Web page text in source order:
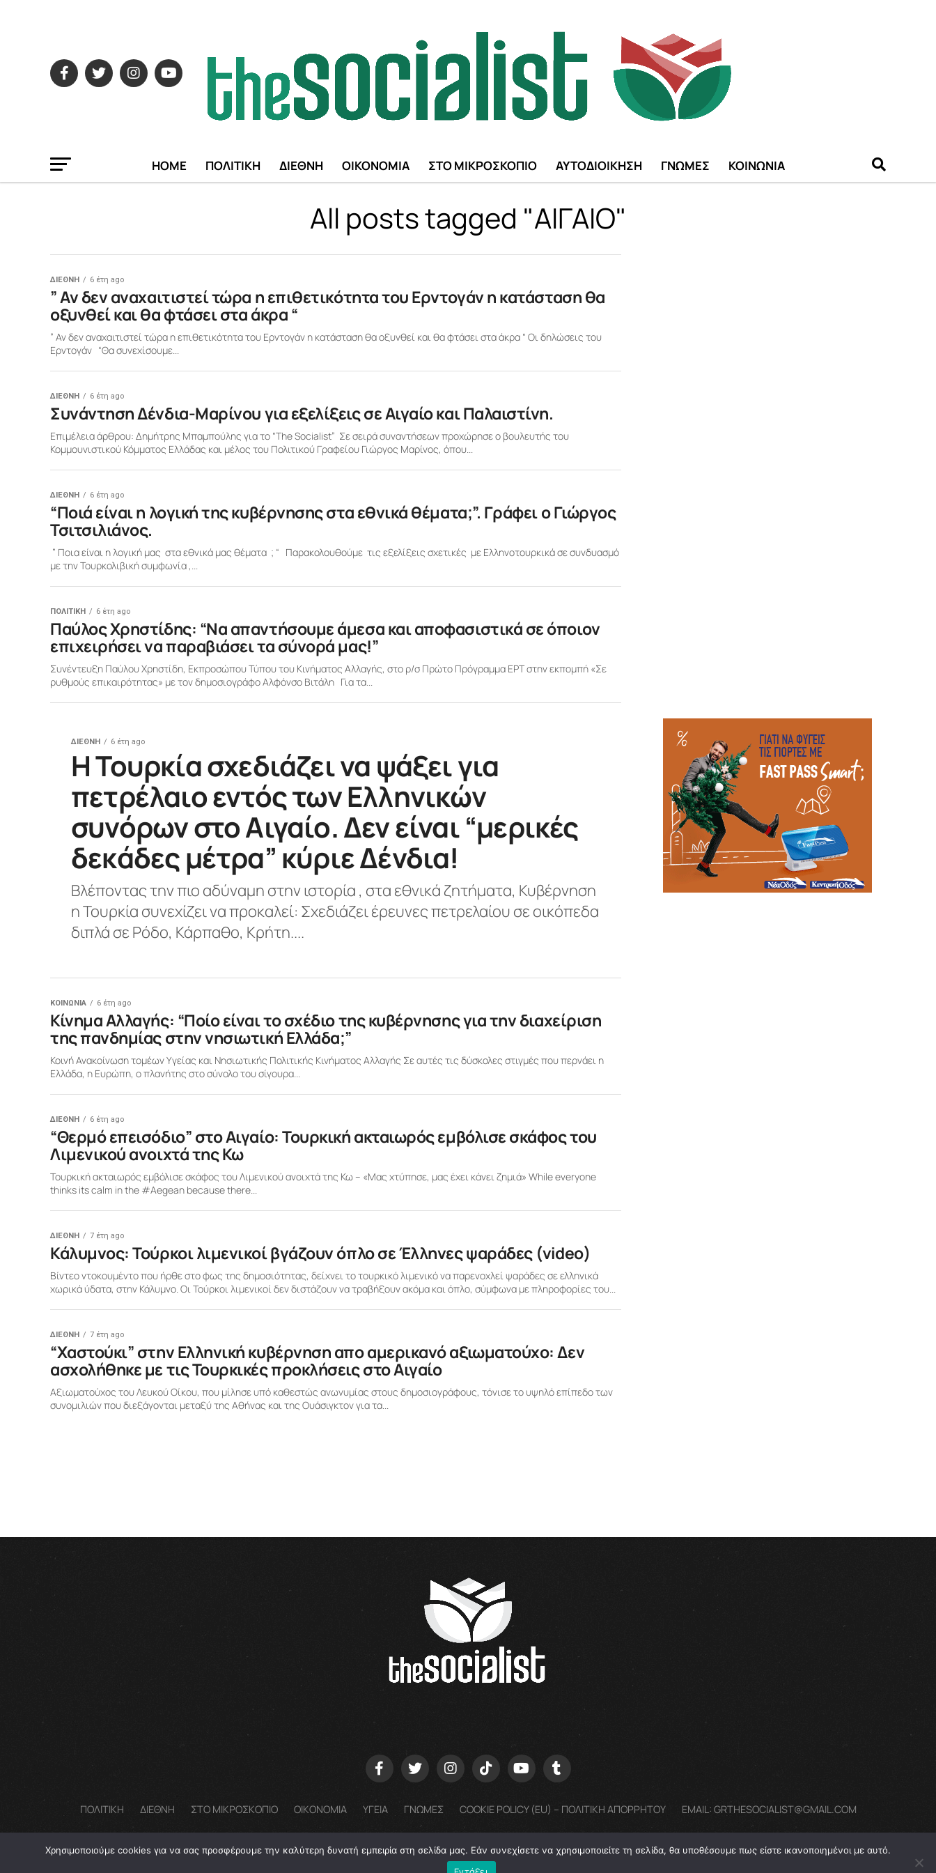
HOME ΠΟΛΙΤΙΚΗ ΔΙΕΘΝΗ ΟΙΚΟΝΟΜΙΑ ΣΤΟ ΜΙΚΡΟΣΚΟΠΙΟ ΑΥΤΟΔΙΟΙΚΗΣΗ ΓΝΩΜΕΣ ΚΟΙΝΩΝΙΑ
All posts tagged "ΑΙΓΑΙΟ"
ΔΙΕΘΝΗ 6 έτη ago
” Αν δεν αναχαιτιστεί τώρα η επιθετικότητα του Ερντογάν η κατάσταση θα
οξυνθεί και θα φτάσει στα άκρα “
” Αν δεν αναχαιτιστεί τώρα η επιθετικότητα του Ερντογάν η κατάσταση θα οξυνθεί και θα φτάσει στα άκρα “ Οι δηλώσεις του
Ερντογάν “Θα συνεχίσουμε...
ΔΙΕΘΝΗ 6 έτη ago
Συνάντηση Δένδια-Μαρίνου για εξελίξεις σε Αιγαίο και Παλαιστίνη.
Επιμέλεια άρθρου: Δημήτρης Μπαμπούλης για το “Τhe Socialist” Σε σειρά συναντήσεων προχώρησε ο βουλευτής του
Κομμουνιστικού Κόμματος Ελλάδας και μέλος του Πολιτικού Γραφείου Γιώργος Μαρίνος, όπου...
ΔΙΕΘΝΗ 6 έτη ago
“Ποιά είναι η λογική της κυβέρνησης στα εθνικά θέματα;”. Γράφει ο Γιώργος
Τσιτσιλιάνος.
” Ποια είναι η λογική μας στα εθνικά μας θέματα ; “ Παρακολουθούμε τις εξελίξεις σχετικές με Ελληνοτουρκικά σε συνδυασμό
με την Τουρκολιβική συμφωνία ,...
ΠΟΛΙΤΙΚΗ 6 έτη ago
Παύλος Χρηστίδης: “Να απαντήσουμε άμεσα και αποφασιστικά σε όποιον
επιχειρήσει να παραβιάσει τα σύνορά μας!”
Συνέντευξη Παύλου Χρηστίδη, Εκπροσώπου Τύπου του Κινήματος Αλλαγής, στο ρ/σ Πρώτο Πρόγραμμα ΕΡΤ στην εκπομπή «Σε
ρυθμούς επικαιρότητας» με τον δημοσιογράφο Αλφόνσο Βιτάλη Για τα...
ΔΙΕΘΝΗ 6 έτη ago
H Τουρκία σχεδιάζει να ψάξει για
πετρέλαιο εντός των Ελληνικών
συνόρων στο Αιγαίο. Δεν είναι “μερικές
δεκάδες μέτρα” κύριε Δένδια!
Βλέποντας την πιο αδύναμη στην ιστορία , στα εθνικά ζητήματα, Κυβέρνηση
η Τουρκία συνεχίζει να προκαλεί: Σχεδιάζει έρευνες πετρελαίου σε οικόπεδα
διπλά σε Ρόδο, Κάρπαθο, Κρήτη....
ΚΟΙΝΩΝΙΑ 6 έτη ago
Κίνημα Αλλαγής: “Ποίο είναι το σχέδιο της κυβέρνησης για την διαχείριση
της πανδημίας στην νησιωτική Ελλάδα;”
Κοινή Ανακοίνωση τομέων Υγείας και Νησιωτικής Πολιτικής Κινήματος Αλλαγής Σε αυτές τις δύσκολες στιγμές που περνάει η
Ελλάδα, η Ευρώπη, ο πλανήτης στο σύνολο του σίγουρα...
ΔΙΕΘΝΗ 6 έτη ago
“Θερμό επεισόδιο” στο Αιγαίο: Τουρκική ακταιωρός εμβόλισε σκάφος του
Λιμενικού ανοιχτά της Κω
Τουρκική ακταιωρός εμβόλισε σκάφος του Λιμενικού ανοιχτά της Κω – «Μας χτύπησε, μας έχει κάνει ζημιά» While everyone
thinks its calm in the #Aegean because there...
ΔΙΕΘΝΗ 7 έτη ago
Κάλυμνος: Τούρκοι λιμενικοί βγάζουν όπλο σε Έλληνες ψαράδες (video)
Βίντεο ντοκουμέντο που ήρθε στο φως της δημοσιότητας, δείχνει το τουρκικό λιμενικό να παρενοχλεί ψαράδες σε ελληνικά
χωρικά ύδατα, στην Κάλυμνο. Οι Τούρκοι λιμενικοί δεν διστάζουν να τραβήξουν ακόμα και όπλο, σύμφωνα με πληροφορίες του...
ΔΙΕΘΝΗ 7 έτη ago
“Χαστούκι” στην Ελληνική κυβέρνηση απο αμερικανό αξιωματούχο: Δεν
ασχολήθηκε με τις Τουρκικές προκλήσεις στο Αιγαίο
Αξιωματούχος του Λευκού Οίκου, που μίλησε υπό καθεστώς ανωνυμίας στους δημοσιογράφους, τόνισε το υψηλό επίπεδο των
συνομιλιών που διεξάγονται μεταξύ της Αθήνας και της Ουάσιγκτον για τα...
ΠΟΛΙΤΙΚΗ ΔΙΕΘΝΗ ΣΤΟ ΜΙΚΡΟΣΚΟΠΙΟ ΟΙΚΟΝΟΜΙΑ ΥΓΕΙΑ ΓΝΩΜΕΣ COOKIE POLICY (EU) – ΠΟΛΙΤΙΚΗ ΑΠΟΡΡΗΤΟΥ EMAIL: GRTHESOCIALIST@GMAIL.COM
Χρησιμοποιούμε cookies για να σας προσφέρουμε την καλύτερη δυνατή εμπειρία στη σελίδα μας. Εάν συνεχίσετε να χρησιμοποιείτε τη σελίδα, θα υποθέσουμε πως είστε ικανοποιημένοι με αυτό.